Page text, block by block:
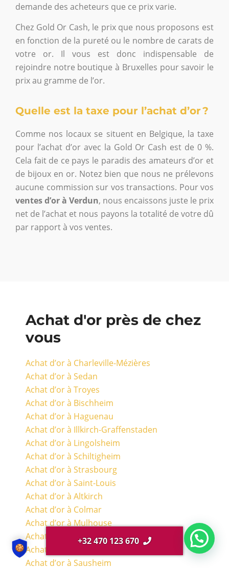
demande des acheteurs que ce prix varie.
Chez Gold Or Cash, le prix que nous proposons est
en fonction de la pureté ou le nombre de carats de
votre or. Il vous est donc indispensable de
rejoindre notre boutique à Bruxelles pour savoir le
prix au gramme de l’or.
Quelle est la taxe pour l’achat d’or ?
Comme nos locaux se situent en Belgique, la taxe
pour l’achat d’or avec la Gold Or Cash est de 0 %.
Cela fait de ce pays le paradis des amateurs d’or et
de bijoux en or. Notez bien que nous ne prélevons
aucune commission sur vos transactions. Pour vos
ventes d’or à Verdun, nous encaissons juste le prix
net de l’achat et nous payons la totalité de votre dû
par rapport à vos ventes.
Achat d'or près de chez
vous
Achat d’or à Charleville-Mézières
Achat d’or à Sedan
Achat d’or à Troyes
Achat d’or à Bischheim
Achat d’or à Haguenau
Achat d’or à Illkirch-Graffenstaden
Achat d’or à Lingolsheim
Achat d’or à Schiltigheim
Achat d’or à Strasbourg
Achat d’or à Saint-Louis
Achat d’or à Altkirch
Achat d’or à Colmar
Achat d’or à Mulhouse
Achat d’or à Cernay
Achat d’or à Guebwiller
Achat d’or à Sausheim
+32 470 123 670